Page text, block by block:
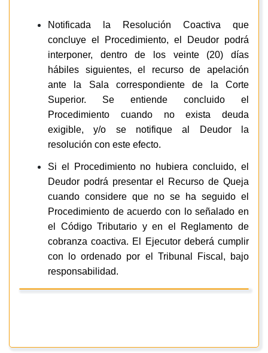
Notificada la Resolución Coactiva que
concluye el Procedimiento, el Deudor podrá
interponer, dentro de los veinte (20) días
hábiles siguientes, el recurso de apelación
ante la Sala correspondiente de la Corte
Superior. Se entiende concluido el
Procedimiento cuando no exista deuda
exigible, y/o se notifique al Deudor la
resolución con este efecto.
Si el Procedimiento no hubiera concluido, el
Deudor podrá presentar el Recurso de Queja
cuando considere que no se ha seguido el
Procedimiento de acuerdo con lo señalado en
el Código Tributario y en el Reglamento de
cobranza coactiva. El Ejecutor deberá cumplir
con lo ordenado por el Tribunal Fiscal, bajo
responsabilidad.